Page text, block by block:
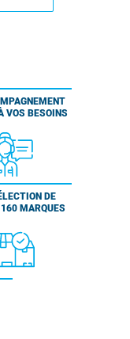
VOS BESOINS
DE
MARQUES